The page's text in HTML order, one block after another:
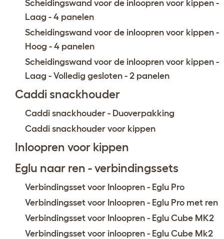
Scheidingswand voor de inloopren voor kippen -
Laag - 4 panelen
Scheidingswand voor de inloopren voor kippen -
Hoog - 4 panelen
Scheidingswand voor de inloopren voor kippen -
Laag - Volledig gesloten - 2 panelen
Caddi snackhouder
Caddi snackhouder - Duoverpakking
Caddi snackhouder voor kippen
Inloopren voor kippen
Eglu naar ren - verbindingssets
Verbindingsset voor Inloopren - Eglu Pro
Verbindingsset voor Inloopren - Eglu Pro met ren
Verbindingsset voor Inloopren - Eglu Cube MK2
Verbindingsset voor inloopren - Eglu Cube Mk2